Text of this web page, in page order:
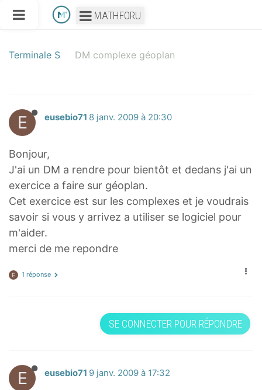
MATHFORU
Terminale S DM complexe géoplan
E eusebio71 8 janv. 2009 à 20:30
Bonjour,
J'ai un DM a rendre pour bientôt et dedans j'ai un
exercice a faire sur géoplan.
Cet exercice est sur les complexes et je voudrais
savoir si vous y arrivez a utiliser se logiciel pour
m'aider.
merci de me repondre
E 1 réponse
SE CONNECTER POUR RÉPONDRE
E eusebio71 9 janv. 2009 à 17:32